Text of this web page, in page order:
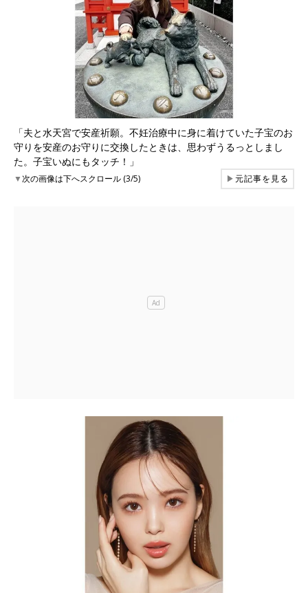
「夫と水天宮で安産祈願。不妊治療中に身に着けていた子宝のお
守りを安産のお守りに交換したときは、思わずうるっとしまし
た。子宝いぬにもタッチ！」
▼次の画像は下へスクロール (3/5) ▶元記事を見る